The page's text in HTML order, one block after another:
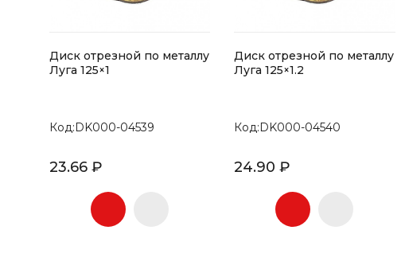
Диск отрезной по металлу
Луга 125×1
Код:DK000-04539
23.66 ₽
Диск отрезной по металлу
Луга 125×1.2
Код:DK000-04540
24.90 ₽